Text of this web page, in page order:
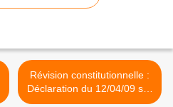
Révision constitutionnelle :
Déclaration du 12/04/09 sur
l’échec des discussions